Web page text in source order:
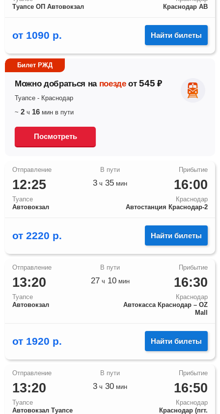
Туапсе ОП Автовокзал
Краснодар АВ
от 1090 р. Найти билеты
Билет РЖД
Можно добраться на поезде от 545 ₽
Туапсе - Краснодар
~ 2 ч 16 мин в пути
Посмотреть
12:25
Туапсе
Автовокзал
16:00
Краснодар
Автостанция Краснодар-2
3 ч 35 мин
от 2220 р. Найти билеты
13:20
Туапсе
Автовокзал
16:30
Краснодар
Автокасса Краснодар – OZ
Mall
27 ч 10мин
от 1920 р. Найти билеты
13:20
Туапсе
Автовокзал Туапсе
16:50
Краснодар
Краснодар (пгт.
3 ч 30 мин